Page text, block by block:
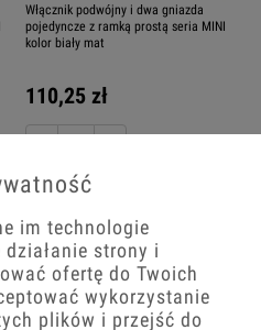
Włącznik podwójny i dwa gniazda
pojedyncze z ramką prostą seria MINI
kolor biały mat
110,25 zł
− +
im technologie
strony i
ofertę do Twoich
wykorzystanie
plików i przejść do